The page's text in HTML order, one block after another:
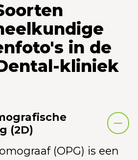
in de
kliniek
(2D)
(OPG) is een